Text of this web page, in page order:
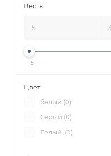
Вес, кг
5
Цвет
белый (0)
Серый (0)
Белый (0)